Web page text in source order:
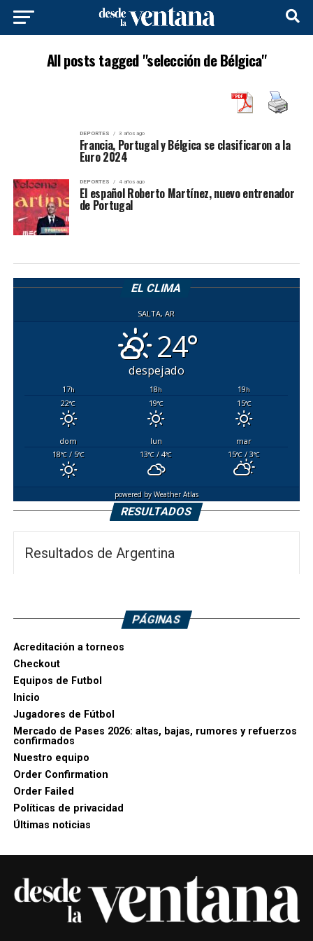
All posts tagged "selección de Bélgica"
DEPORTES 3 años ago
Francia, Portugal y Bélgica se clasificaron a la
Euro 2024
DEPORTES 4 años ago
El español Roberto Martínez, nuevo entrenador
de Portugal
EL CLIMA
SALTA, AR
24°
despejado
17h 18h 19h
22°C 19°C 15°C
dom lun
mar
18°C/ 5°C 13°C / 4°C 15°C / 3°C
powered byWeather Atlas
RESULTADOS
Resultados de Argentina
PÁGINAS
Acreditación a torneos
Checkout
Equipos de Futbol
Inicio
Jugadores de Fútbol
Mercado de Pases 2026: altas, bajas, rumores y refuerzos
confirmados
Nuestro equipo
Order Confirmation
Order Failed
Políticas de privacidad
Últimas noticias